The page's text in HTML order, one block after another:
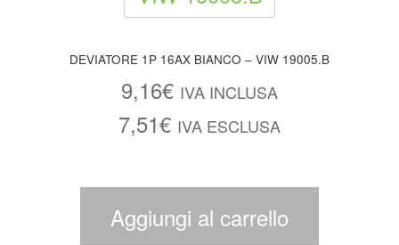
DEVIATORE 1P 16AX BIANCO – VIW 19005.B
9,16€ IVA INCLUSA
7,51€ IVA ESCLUSA
Aggiungi al carrello